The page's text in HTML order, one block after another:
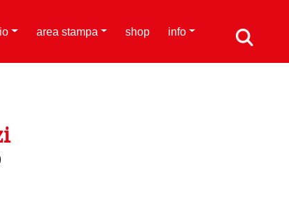
area stampa shop info